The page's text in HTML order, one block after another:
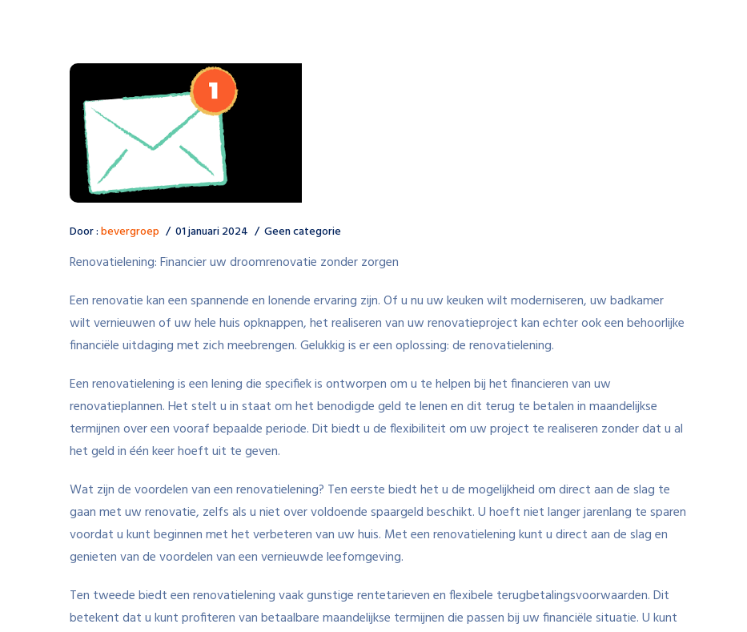
Door :bevergroep 01 januari 2024 Geen categorie
Renovatielening: Financier uw droomrenovatie zonder zorgen
Een renovatie kan een spannende en lonende ervaring zijn. Of u nu uw keuken wilt moderniseren, uw badkamer
wilt vernieuwen of uw hele huis opknappen, het realiseren van uw renovatieproject kan echter ook een behoorlijke
financiële uitdaging met zich meebrengen. Gelukkig is er een oplossing: de renovatielening.
Een renovatielening is een lening die specifiek is ontworpen om u te helpen bij het financieren van uw
renovatieplannen. Het stelt u in staat om het benodigde geld te lenen en dit terug te betalen in maandelijkse
termijnen over een vooraf bepaalde periode. Dit biedt u de flexibiliteit om uw project te realiseren zonder dat u al
het geld in één keer hoeft uit te geven.
Wat zijn de voordelen van een renovatielening? Ten eerste biedt het u de mogelijkheid om direct aan de slag te
gaan met uw renovatie, zelfs als u niet over voldoende spaargeld beschikt. U hoeft niet langer jarenlang te sparen
voordat u kunt beginnen met het verbeteren van uw huis. Met een renovatielening kunt u direct aan de slag en
genieten van de voordelen van een vernieuwde leefomgeving.
Ten tweede biedt een renovatielening vaak gunstige rentetarieven en flexibele terugbetalingsvoorwaarden. Dit
betekent dat u kunt profiteren van betaalbare maandelijkse termijnen die passen bij uw financiële situatie. U kunt